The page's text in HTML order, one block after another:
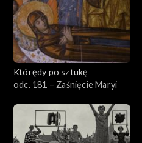
Którędy po sztukę
odc. 181 – Zaśnięcie Maryi